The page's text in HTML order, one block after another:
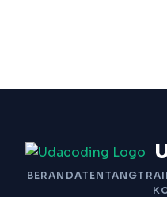
BERANDATENTANG